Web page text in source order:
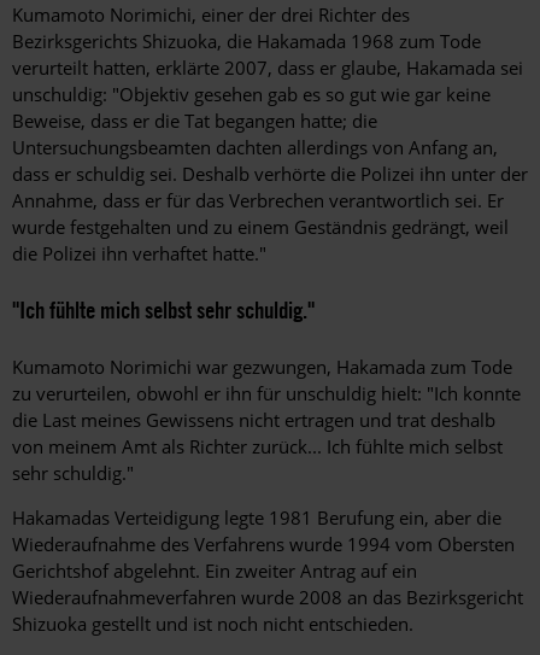
Kumamoto Norimichi, einer der drei Richter des
Bezirksgerichts Shizuoka, die Hakamada 1968 zum Tode
verurteilt hatten, erklärte 2007, dass er glaube, Hakamada sei
unschuldig: "Objektiv gesehen gab es so gut wie gar keine
Beweise, dass er die Tat begangen hatte; die
Untersuchungsbeamten dachten allerdings von Anfang an,
dass er schuldig sei. Deshalb verhörte die Polizei ihn unter der
Annahme, dass er für das Verbrechen verantwortlich sei. Er
wurde festgehalten und zu einem Geständnis gedrängt, weil
die Polizei ihn verhaftet hatte."
"Ich fühlte mich selbst sehr schuldig."
Kumamoto Norimichi war gezwungen, Hakamada zum Tode
zu verurteilen, obwohl er ihn für unschuldig hielt: "Ich konnte
die Last meines Gewissens nicht ertragen und trat deshalb
von meinem Amt als Richter zurück... Ich fühlte mich selbst
sehr schuldig."
Hakamadas Verteidigung legte 1981 Berufung ein, aber die
Wiederaufnahme des Verfahrens wurde 1994 vom Obersten
Gerichtshof abgelehnt. Ein zweiter Antrag auf ein
Wiederaufnahmeverfahren wurde 2008 an das Bezirksgericht
Shizuoka gestellt und ist noch nicht entschieden.